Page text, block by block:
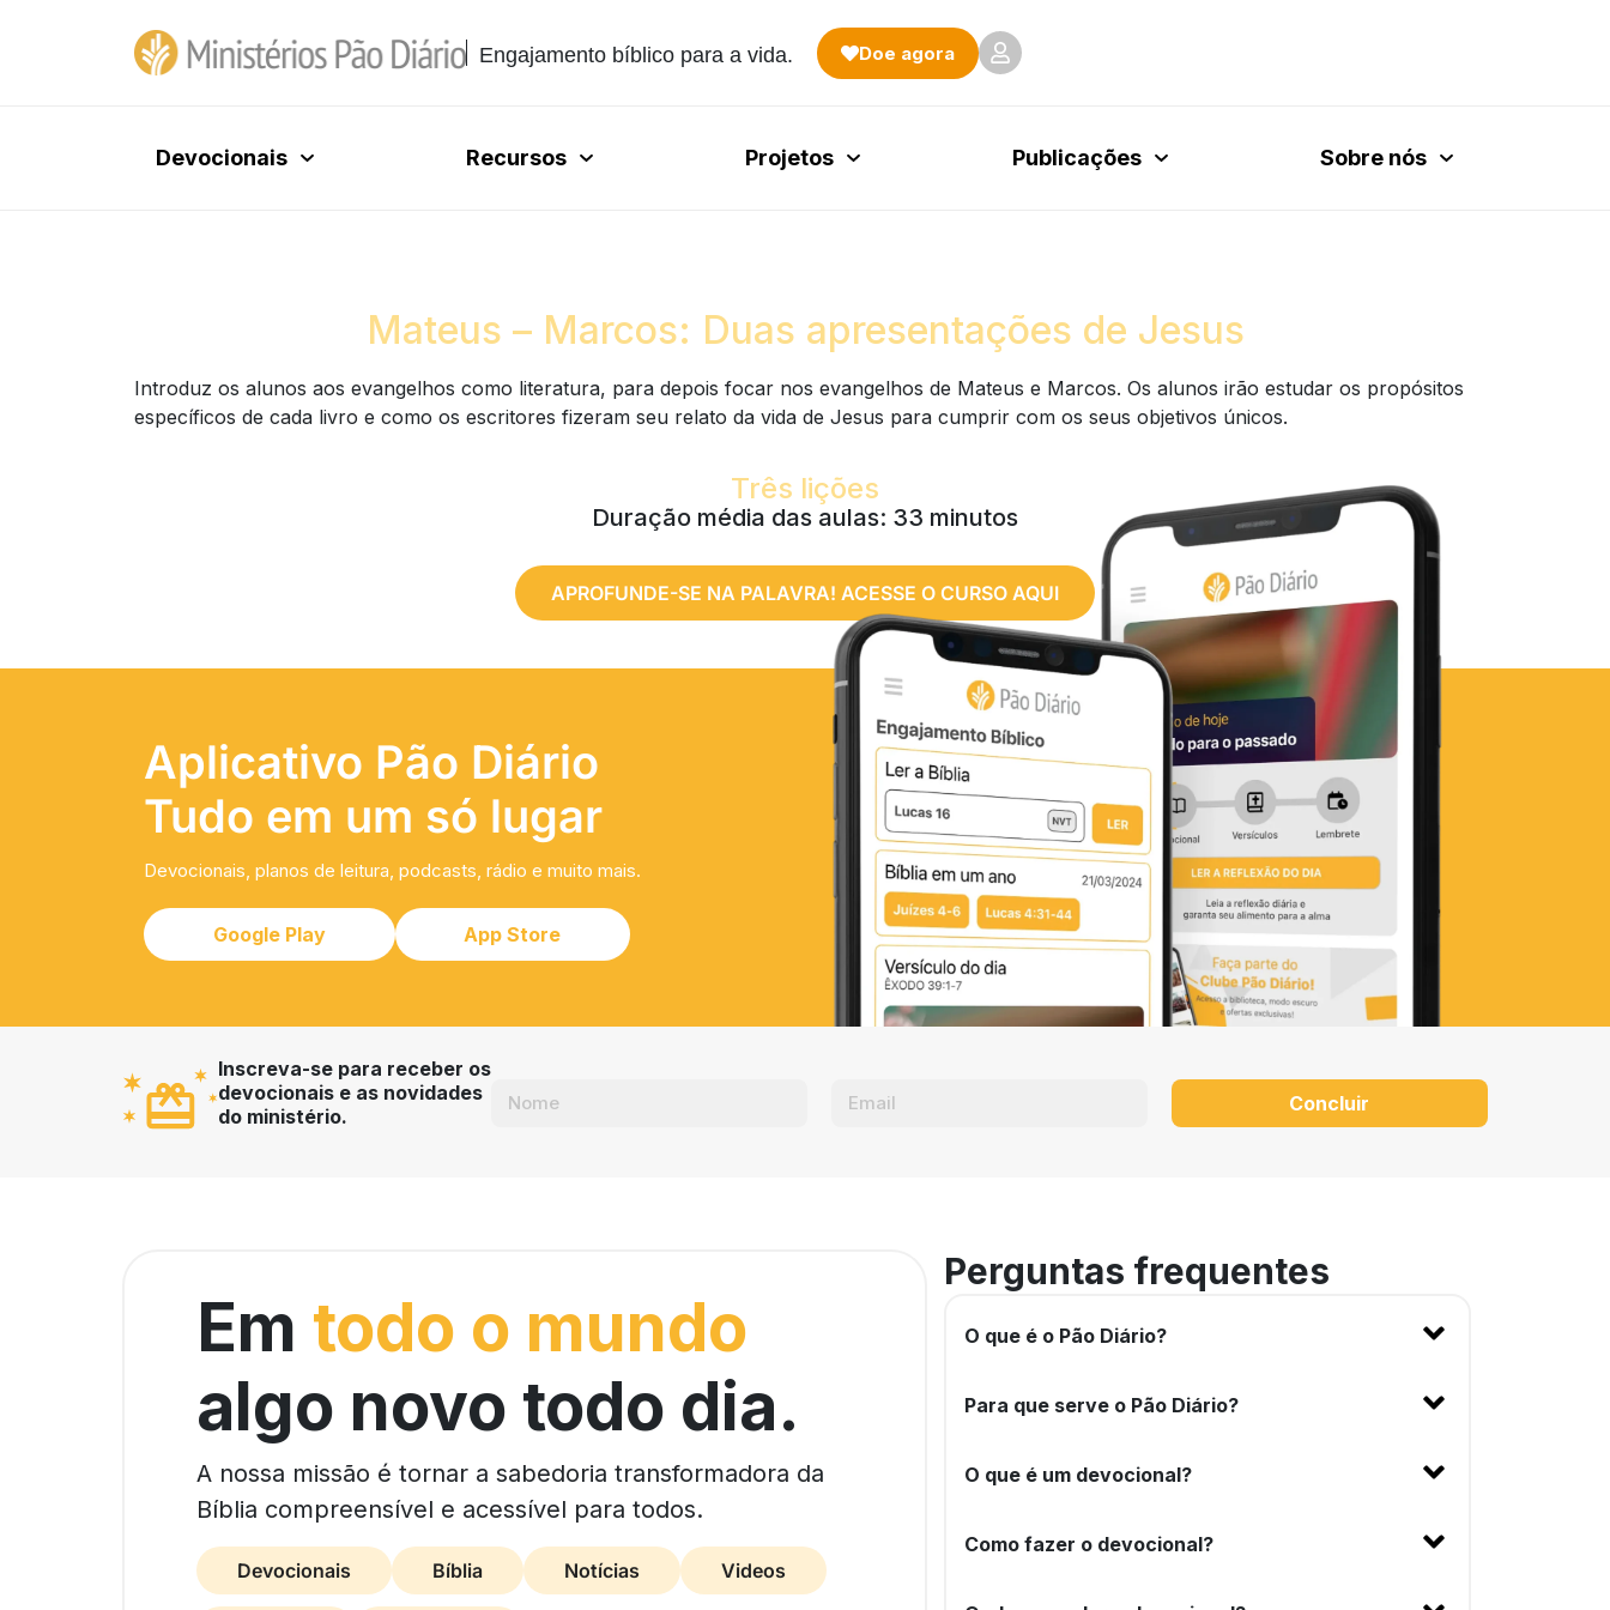
Engajamento bíblico para a vida. Doe agora
Devocionais Recursos Projetos Publicações Sobre nós
Mateus – Marcos: Duas apresentações de Jesus
Introduz os alunos aos evangelhos como literatura, para depois focar nos evangelhos de Mateus e Marcos. Os alunos irão estudar os propósitos
específicos de cada livro e como os escritores fizeram seu relato da vida de Jesus para cumprir com os seus objetivos únicos.
Três lições
Duração média das aulas: 33 minutos
APROFUNDE-SE NA PALAVRA! ACESSE O CURSO AQUI
Aplicativo Pão Diário
Tudo em um só lugar
Devocionais, planos de leitura, podcasts, rádio e muito mais.
Google Play App Store
Inscreva-se para receber os
devocionais e as novidades
do ministério.
Concluir
Em todo o mundo
algo novo todo dia.
A nossa missão é tornar a sabedoria transformadora da
Bíblia compreensível e acessível para todos.
Devocionais Bíblia Notícias Videos
Perguntas frequentes
O que é o Pão Diário?
Para que serve o Pão Diário?
O que é um devocional?
Como fazer o devocional?